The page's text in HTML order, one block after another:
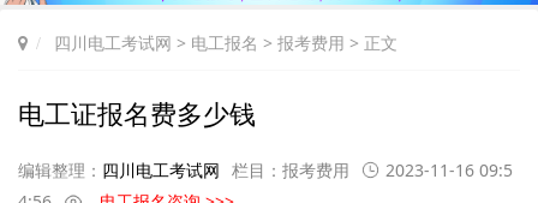
四川电工考试网 > 电工报名 > 报考费用 > 正文
电工证报名费多少钱
编辑整理： 四川电工考试网 栏目： 报考费用
2023-11-16 09:5